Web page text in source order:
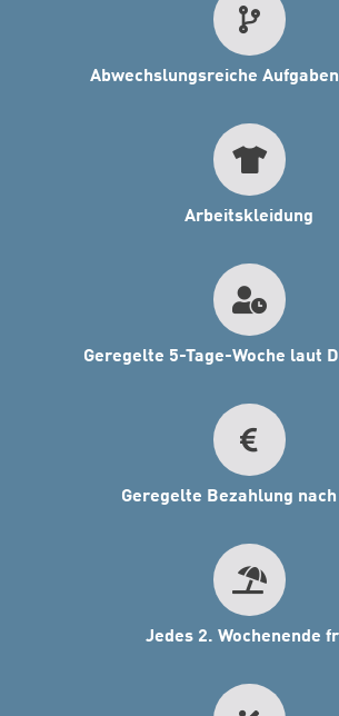
Abwechslungsreiche
Arbeitskleidung
Geregelte 5-Tage-Woche laut
Geregelte Bezahlung
Jedes 2. Wochenende